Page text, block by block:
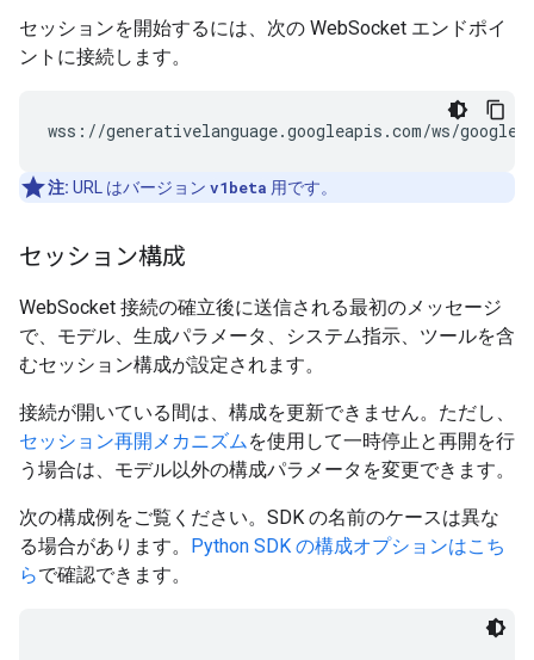
セッションを開始するには、次の WebSocket エンドポイ
ントに接続します。
注: URL はバージョン v1beta 用です。
セッション構成
WebSocket 接続の確立後に送信される最初のメッセージ
で、モデル、生成パラメータ、システム指示、ツールを含
むセッション構成が設定されます。
接続が開いている間は、構成を更新できません。ただし、
セッション再開メカニズムを使用して一時停止と再開を行
う場合は、モデル以外の構成パラメータを変更できます。
次の構成例をご覧ください。SDK の名前のケースは異な
る場合があります。 Python SDK の構成オプションはこち
らで確認できます。